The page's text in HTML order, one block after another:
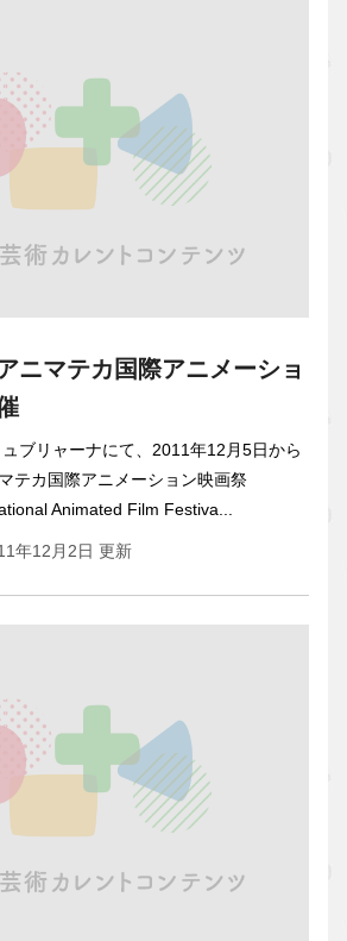
ニマテカ国際アニメーショ
ブリャーナにて、2011年12月5日から
テカ国際アニメーション映画祭
Animated Film Festiva...
年12月2日 更新